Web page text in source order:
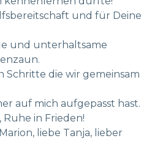
und für Deine
und unterhaltsame
Schritte die wir gemeinsam
auf mich aufgepasst hast.
in Frieden!
liebe Tanja, lieber